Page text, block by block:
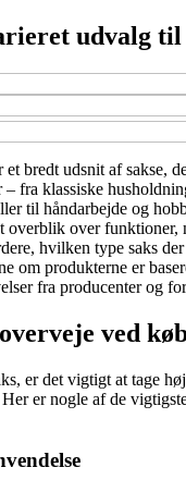
udvalg
bredt udsnit af sakse,
– fra klassiske
til håndarbejde og
overblik over funktioner,
hvilken type saks
om produkterne er
fra producenter og
ved
er det vigtigt at tage
er nogle af de